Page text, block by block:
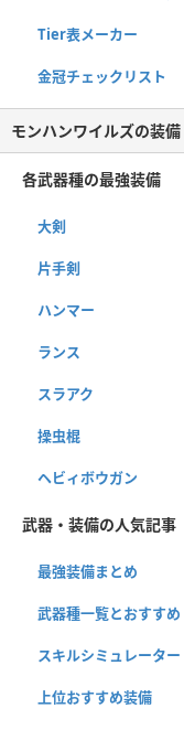
Tier表メーカー
金冠チェックリスト
モンハンワイルズの装備
各武器種の最強装備
大剣
片手剣
ハンマー
ランス
スラアク
操虫棍
ヘビィボウガン
武器・装備の人気記事
最強装備まとめ
武器種一覧とおすすめ
スキルシミュレーター
上位おすすめ装備